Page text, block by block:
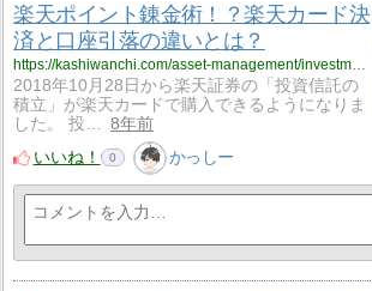
楽天ポイント錬金術！？楽天カード決
済と口座引落の違いとは？
https://kashiwanchi.com/asset-management/investment-trusts/rakuten/
2018年10月28日から楽天証券の「投資信託の
積立」が楽天カードで購入できるようになりま
した。 投…
8年前
いいね！
0 かっしー